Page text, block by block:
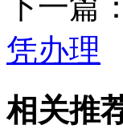
凭办理
相关推